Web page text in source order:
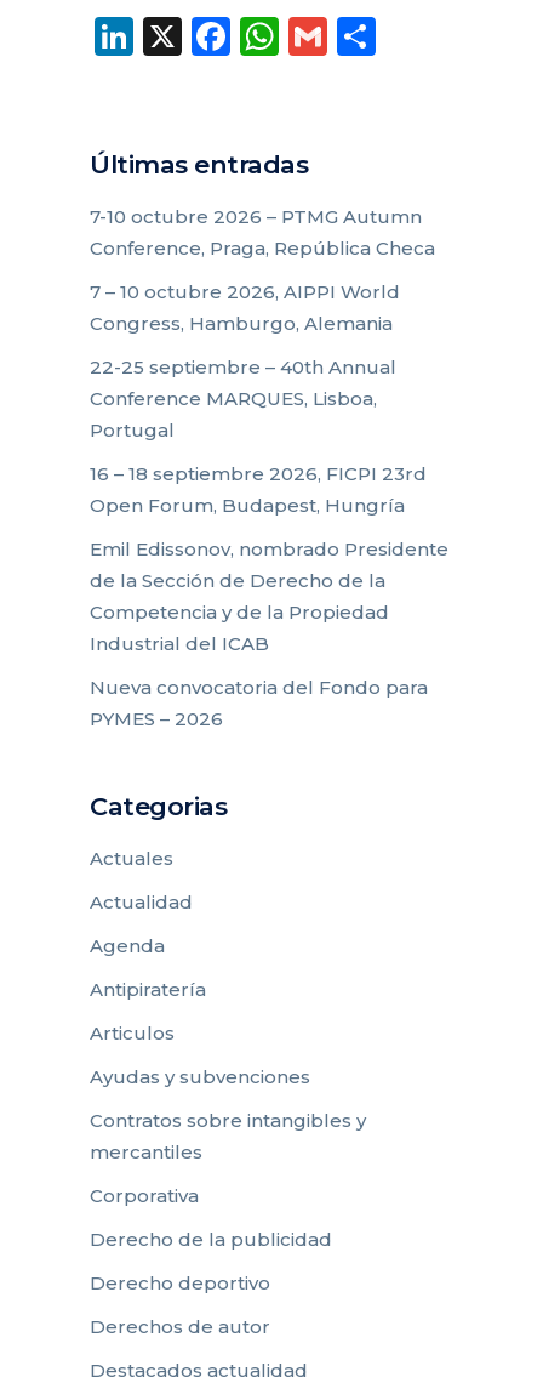
LinkedIn
X Facebook
WhatsApp
Gmail
Últimas entradas
7-10 octubre 2026 – PTMG Autumn
Conference, Praga, República Checa
7 – 10 octubre 2026, AIPPI World
Congress, Hamburgo, Alemania
22-25 septiembre – 40th Annual
Conference MARQUES, Lisboa,
Portugal
16 – 18 septiembre 2026, FICPI 23rd
Open Forum, Budapest, Hungría
Emil Edissonov, nombrado Presidente
de la Sección de Derecho de la
Competencia y de la Propiedad
Industrial del ICAB
Nueva convocatoria del Fondo para
PYMES – 2026
Categorias
Actuales
Actualidad
Agenda
Antipiratería
Articulos
Ayudas y subvenciones
Contratos sobre intangibles y
mercantiles
Corporativa
Derecho de la publicidad
Derecho deportivo
Derechos de autor
Destacados actualidad